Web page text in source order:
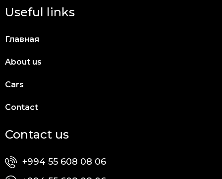
Useful links
Главная
About us
Cars
Contact
Contact us
+994 55 608 08 06